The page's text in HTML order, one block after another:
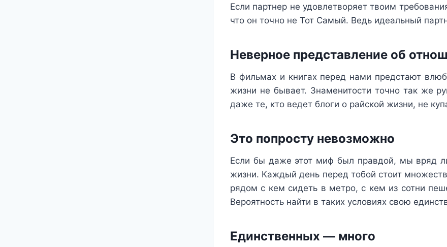
Если партнер не удовлетворяет твоим
что он точно не Тот Самый. Ведь идеальный
Неверное представление об
В фильмах и книгах перед нами предстают
жизни не бывает. Знаменитости точно так же
даже те, кто ведет блоги о райской жизни, не
Это попросту невозможно
Если бы даже этот миф был правдой, мы вряд
жизни. Каждый день перед тобой стоит
рядом с кем сидеть в метро, с кем из сотни
Вероятность найти в таких условиях свою
Единственных — много